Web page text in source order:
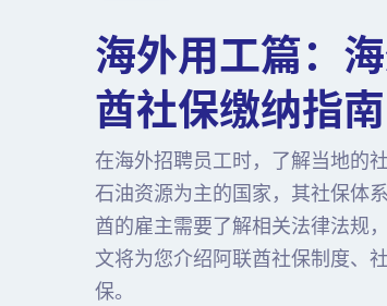
海外用工篇：
酋社保缴纳指南
在海外招聘员工时，了解当地的
石油资源为主的国家，其社保体
酋的雇主需要了解相关法律法规
文将为您介绍阿联酋社保制度、
保。